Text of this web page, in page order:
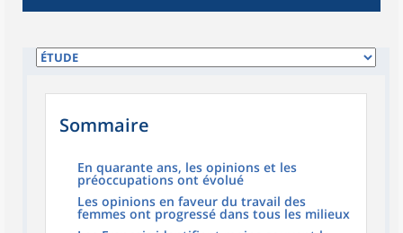
Sommaire
En quarante ans, les opinions et les
préoccupations ont évolué
Les opinions en faveur du travail des
femmes ont progressé dans tous les milieux